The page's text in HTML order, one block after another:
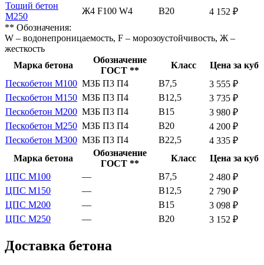
Тощий бетон
М250
Ж4 F100 W4 В20
4 152 ₽
** Обозначения:
W – водонепроницаемость, F – морозоустойчивость, Ж –
жесткость
Марка бетона
Обозначение
ГОСТ **
Класс
Цена за куб
Пескобетон М100 МЗБ П3 П4 В7,5
3 555 ₽
Пескобетон М150 МЗБ П3 П4 В12,5
3 735 ₽
Пескобетон М200 МЗБ П3 П4 В15
3 980 ₽
Пескобетон М250 МЗБ П3 П4 В20
4 200 ₽
Пескобетон М300 МЗБ П3 П4 В22,5
4 335 ₽
Марка бетона
Обозначение
ГОСТ **
Класс
Цена за куб
ЦПС М100
— В7,5
2 480 ₽
ЦПС М150
— В12,5
2 790 ₽
ЦПС М200
— В15
3 098 ₽
ЦПС М250
— В20 3 152 ₽
Доставка бетона